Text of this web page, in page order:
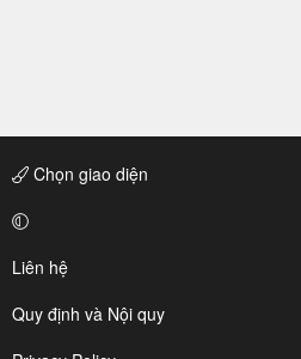
Chọn giao diện
Liên hệ
Quy định và Nội quy